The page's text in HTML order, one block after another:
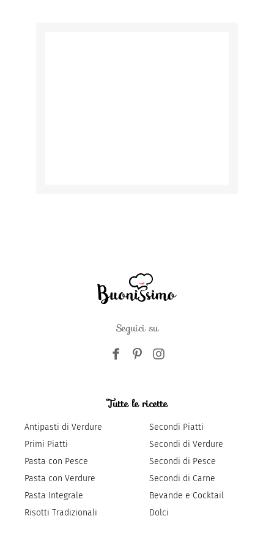
Seguici su
Tutte le ricette
Antipasti di Verdure
Primi Piatti
Pasta con Pesce
Pasta con Verdure
Pasta Integrale
Risotti Tradizionali
Secondi Piatti
Secondi di Verdure
Secondi di Pesce
Secondi di Carne
Bevande e Cocktail
Dolci